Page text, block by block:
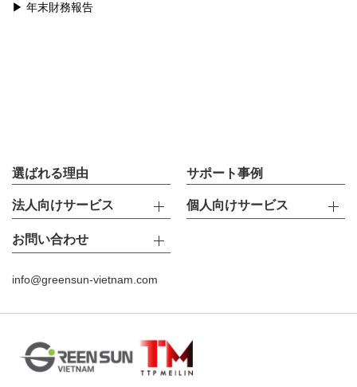
年末財務報告
選ばれる理由 サポート事例
法人向けサービス 個人向けサービス
お問い合わせ
info@greensun-vietnam.com